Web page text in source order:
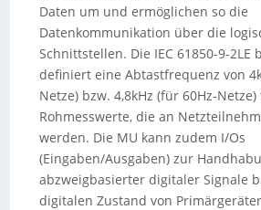
Daten um und ermöglichen so die
Datenkommunikation über die
Schnittstellen. Die IEC 61850-9-2LE
definiert eine Abtastfrequenz von
Netze) bzw. 4,8kHz (für 60Hz-
Rohmesswerte, die an
werden. Die MU kann zudem I/Os
(Eingaben/Ausgaben) zur
abzweigbasierter digitaler Signale
digitalen Zustand von